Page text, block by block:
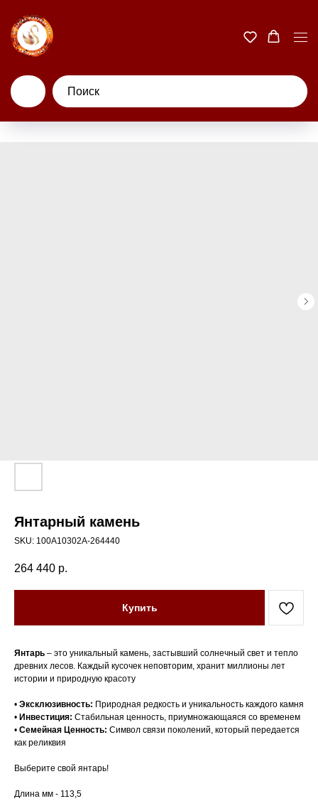
Янтарный камень
SKU: 100А10302А-264440
264 440 р.
Купить
Янтарь – это уникальный камень, застывший солнечный свет и тепло
древних лесов. Каждый кусочек неповторим, хранит миллионы лет
истории и природную красоту
• Эксклюзивность: Природная редкость и уникальность каждого камня
• Инвестиция: Стабильная ценность, приумножающаяся со временем
• Семейная Ценность: Символ связи поколений, который передается
как реликвия
Выберите свой янтарь!
Длина мм - 113,5